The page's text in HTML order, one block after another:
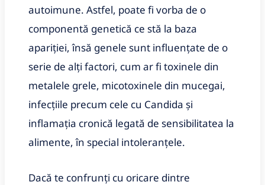
autoimune. Astfel, poate fi vorba de o
componentă genetică ce stă la baza
apariției, însă genele sunt influențate de o
serie de alți factori, cum ar fi toxinele din
metalele grele, micotoxinele din mucegai,
infecțiile precum cele cu Candida și
inflamația cronică legată de sensibilitatea la
alimente, în special intoleranțele.
Dacă te confrunți cu oricare dintre